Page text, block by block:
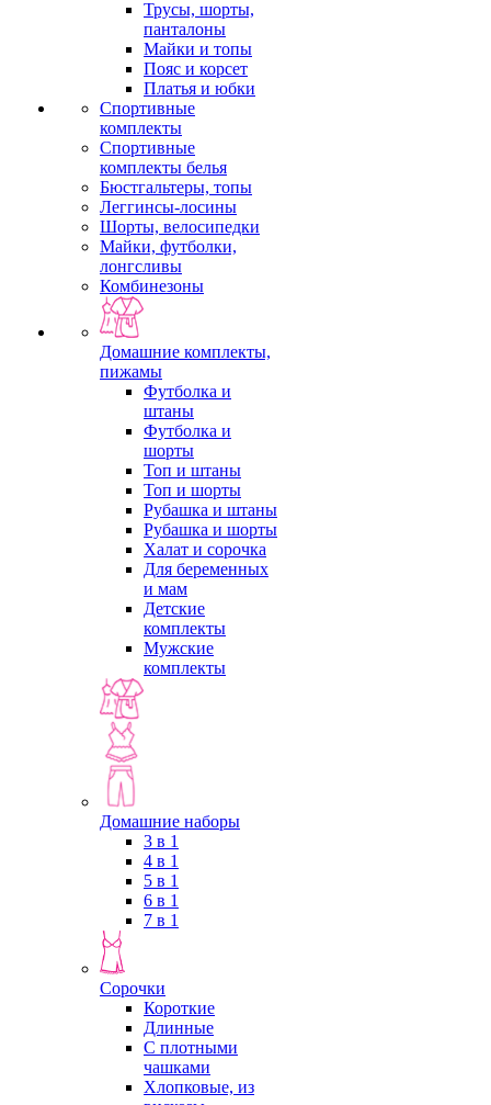
Трусы, шорты,
панталоны
Майки и топы
Пояс и корсет
Платья и юбки
Спортивные
комплекты
Спортивные
комплекты белья
Бюстгальтеры, топы
Леггинсы-лосины
Шорты, велосипедки
Майки, футболки,
лонгсливы
Комбинезоны
Домашние комплекты,
пижамы
Футболка и
штаны
Футболка и
шорты
Топ и штаны
Топ и шорты
Рубашка и штаны
Рубашка и шорты
Халат и сорочка
Для беременных
и мам
Детские
комплекты
Мужские
комплекты
Домашние наборы
3 в 1
4 в 1
5 в 1
6 в 1
7 в 1
Сорочки
Короткие
Длинные
С плотными
чашками
Хлопковые, из